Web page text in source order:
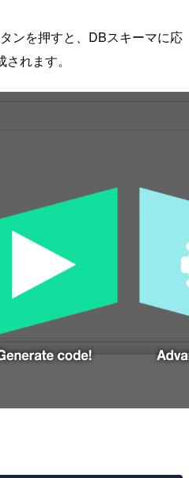
ンを押すと、DBスキーマに応
れます。